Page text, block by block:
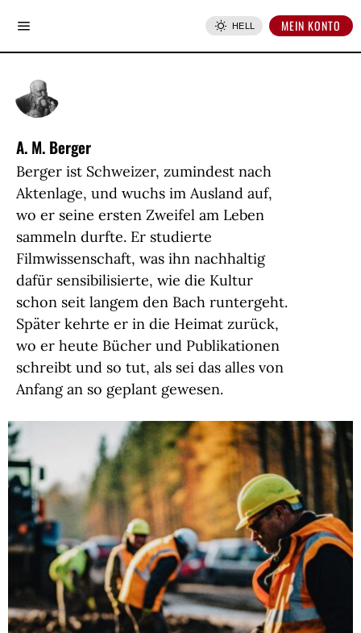
HELL MEIN KONTO
A. M. Berger
Berger ist Schweizer, zumindest nach
Aktenlage, und wuchs im Ausland auf,
wo er seine ersten Zweifel am Leben
sammeln durfte. Er studierte
Filmwissenschaft, was ihn nachhaltig
dafür sensibilisierte, wie die Kultur
schon seit langem den Bach runtergeht.
Später kehrte er in die Heimat zurück,
wo er heute Bücher und Publikationen
schreibt und so tut, als sei das alles von
Anfang an so geplant gewesen.